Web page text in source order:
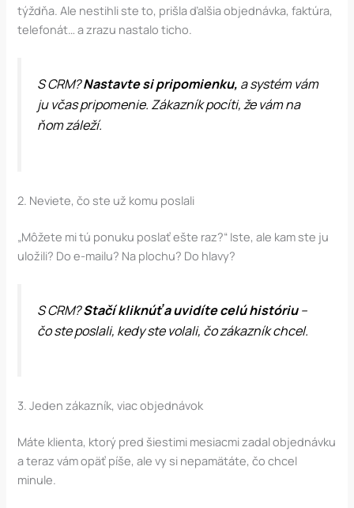
týždňa. Ale nestihli ste to, prišla ďalšia objednávka, faktúra,
telefonát… a zrazu nastalo ticho.
S CRM?Nastavte si pripomienku, a systém vám
ju včas pripomenie. Zákazník pocíti, že vám na
ňom záleží.
2. Neviete, čo ste už komu poslali
„Môžete mi tú ponuku poslať ešte raz?“ Iste, ale kam ste ju
uložili? Do e-mailu? Na plochu? Do hlavy?
S CRM?Stačí kliknúť a uvidíte celú históriu–
čo ste poslali, kedy ste volali, čo zákazník chcel.
3. Jeden zákazník, viac objednávok
Máte klienta, ktorý pred šiestimi mesiacmi zadal objednávku
a teraz vám opäť píše, ale vy si nepamätáte, čo chcel
minule.